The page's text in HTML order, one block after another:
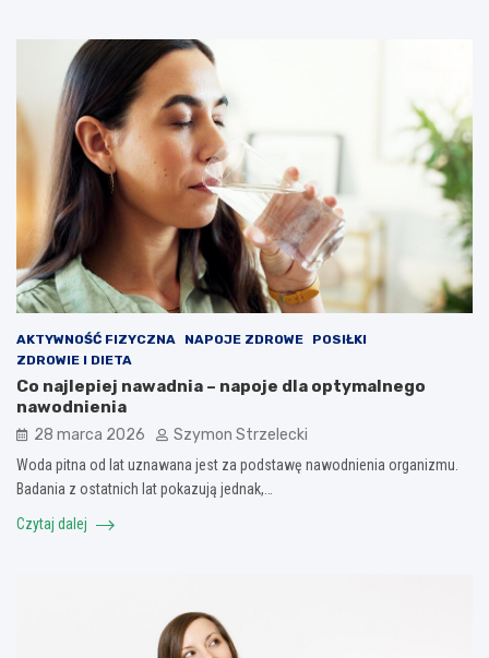
AKTYWNOŚĆ FIZYCZNA NAPOJE ZDROWE
POSIŁKI
ZDROWIE I DIETA
Co najlepiej nawadnia – napoje dla optymalnego
nawodnienia
28 marca 2026 Szymon Strzelecki
Woda pitna od lat uznawana jest za podstawę nawodnienia organizmu.
Badania z ostatnich lat pokazują jednak,…
Czytaj dalej